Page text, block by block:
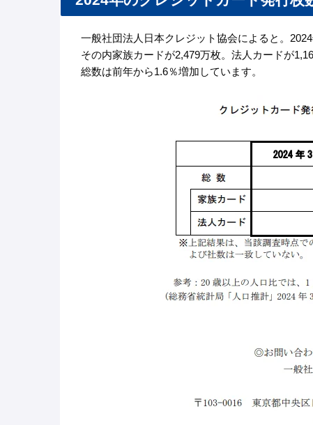
一般社団法人日本クレジット協会によると。
その内家族カードが2,479万枚。法人カードが
総数は前年から1.6％増加しています。